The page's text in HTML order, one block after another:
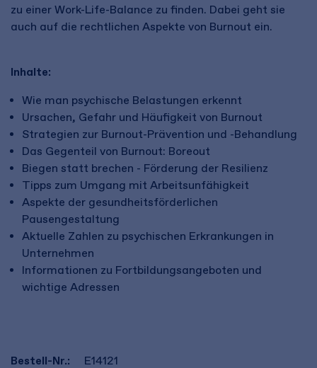
zu einer Work-Life-Balance zu finden. Dabei geht sie
auch auf die rechtlichen Aspekte von Burnout ein.
Inhalte:
Wie man psychische Belastungen erkennt
Ursachen, Gefahr und Häufigkeit von Burnout
Strategien zur Burnout-Prävention und -Behandlung
Das Gegenteil von Burnout: Boreout
Biegen statt brechen - Förderung der Resilienz
Tipps zum Umgang mit Arbeitsunfähigkeit
Aspekte der gesundheitsförderlichen
Pausengestaltung
Aktuelle Zahlen zu psychischen Erkrankungen in
Unternehmen
Informationen zu Fortbildungsangeboten und
wichtige Adressen
Bestell-Nr.:
E14121